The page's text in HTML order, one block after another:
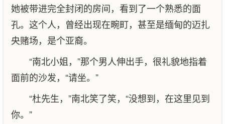
她被带进完全封闭的房间，看到了一个熟悉的面
孔。这个人，曾经出现在畹町，甚至是缅甸的迈扎
央赌场，是个亚裔。
“南北小姐，”那个男人伸出手，很礼貌地指着
面前的沙发，“请坐。”
“杜先生，”南北笑了笑，“没想到，在这里见到
你。”